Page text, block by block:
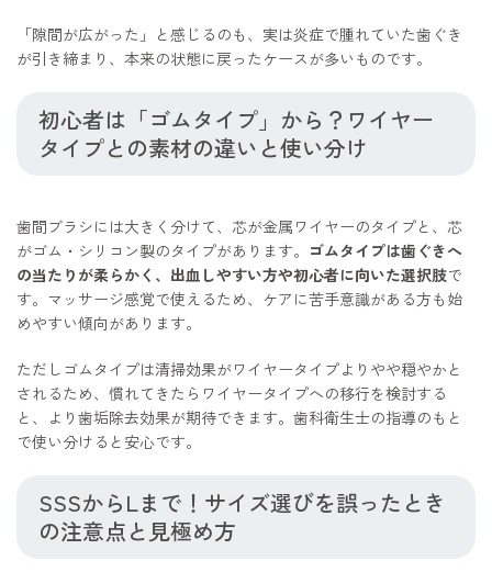
「隙間が広がった」と感じるのも、実は炎症で腫れていた歯ぐき
が引き締まり、本来の状態に戻ったケースが多いものです。
初心者は「ゴムタイプ」から？ワイヤー
タイプとの素材の違いと使い分け
歯間ブラシには大きく分けて、芯が金属ワイヤーのタイプと、芯
がゴム・シリコン製のタイプがあります。 ゴムタイプは歯ぐきへ
の当たりが柔らかく、出血しやすい方や初心者に向いた選択肢で
す。マッサージ感覚で使えるため、ケアに苦手意識がある方も始
めやすい傾向があります。
ただしゴムタイプは清掃効果がワイヤータイプよりやや穏やかと
されるため、慣れてきたらワイヤータイプへの移行を検討する
と、より歯垢除去効果が期待できます。歯科衛生士の指導のもと
で使い分けると安心です。
SSSからLまで！サイズ選びを誤ったとき
の注意点と見極め方